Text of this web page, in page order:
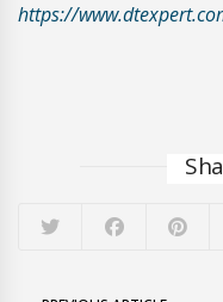
https://